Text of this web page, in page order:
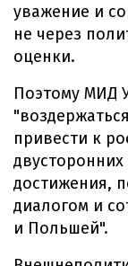
уважение и
не через
оценки.
Поэтому МИД
привести к
достижения,
диалогом и
и Польшей".